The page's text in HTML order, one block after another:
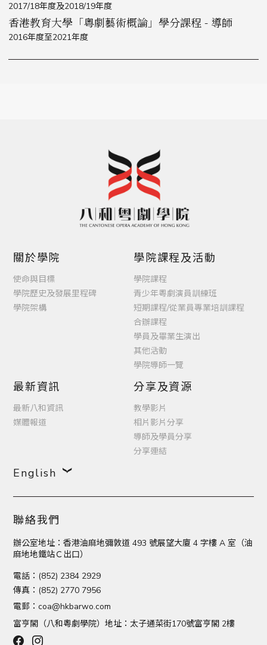
2017/18年度及2018/19年度
香港教育大學「粵劇藝術概論」學分課程 - 導師
2016年度至2021年度
關於學院
使命與目標
學院歷史及發展里程碑
學院架構
學院課程及活動
學院課程
青少年粵劇演員訓練班
短期課程/從業員專業培訓課程
合辦課程
學員及畢業生演出
其他活動
學院導師一覽
最新資訊
最新八和資訊
媒體報道
分享及資源
教學影片
相片影片分享
導師及學員分享
分享連結
English
聯絡我們
辦公室地址：香港油麻地彌敦道 493 號展望大廈 4 字樓 A 室（油
麻地地鐵站Ｃ出口）
電話：(852) 2384 2929
傳真：(852) 2770 7956
電郵： coa@hkbarwo.com
富亨閣（八和粵劇學院）地址：太子通菜街170號富亨閣 2樓